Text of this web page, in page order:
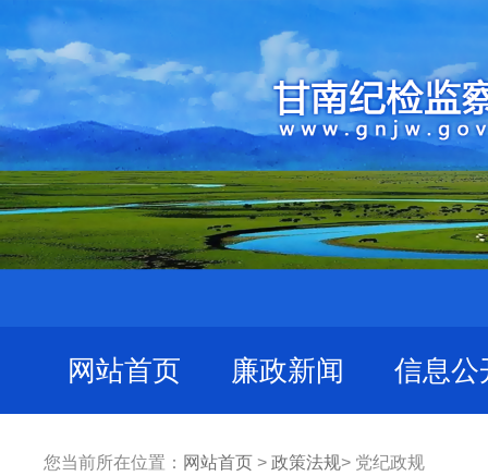
网站首页 廉政新闻 信息公
您当前所在位置： 网站首页 > 政策法规> 党纪政规